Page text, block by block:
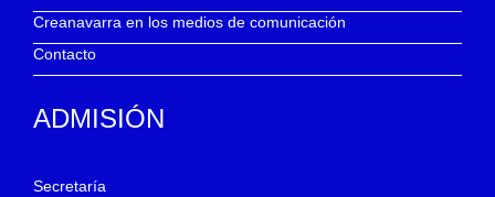
Creanavarra en los medios de comunicación
Contacto
ADMISIÓN
Secretaría